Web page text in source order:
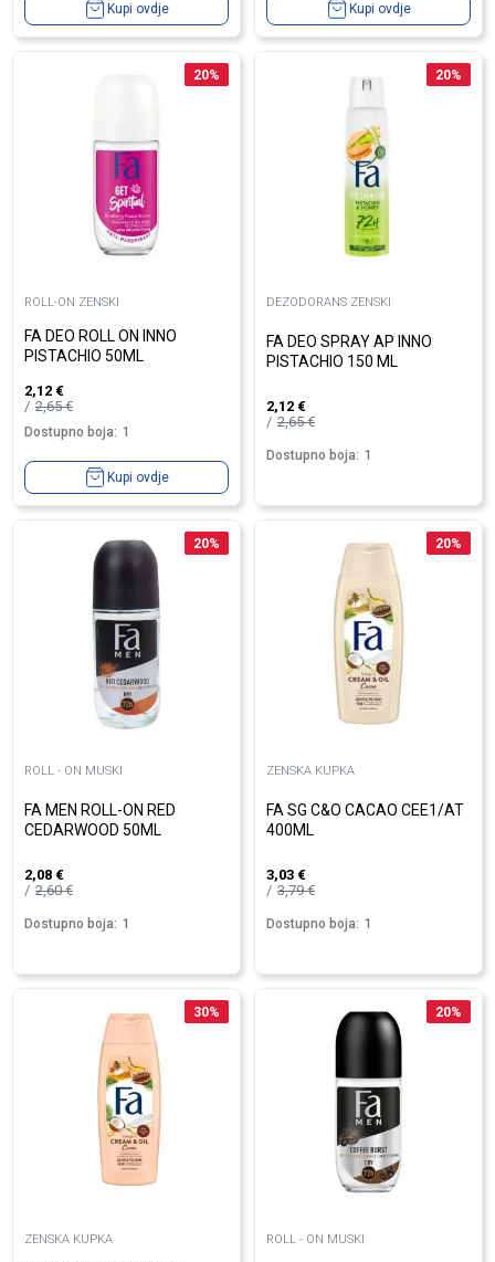
Kupi ovdje Kupi ovdje
20%
ROLL-ON ZENSKI
FA DEO ROLL ON INNO
PISTACHIO 50ML
2,12 €
2,65€
Dostupno boja: 1
Kupi ovdje
20%
DEZODORANS ZENSKI
FA DEO SPRAY AP INNO
PISTACHIO 150 ML
2,12 €
2,65€
Dostupno boja: 1
20%
ROLL - ON MUSKI
FA MEN ROLL-ON RED
CEDARWOOD 50ML
2,08 €
2,60€
Dostupno boja: 1
20%
ZENSKA KUPKA
FA SG C&O CACAO CEE1/AT
400ML
3,03 €
3,79€
Dostupno boja: 1
30%
ZENSKA KUPKA
20%
ROLL - ON MUSKI